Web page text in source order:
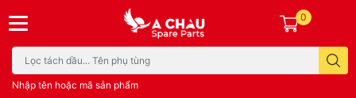
Nhập tên hoặc mã sản phẩm
0